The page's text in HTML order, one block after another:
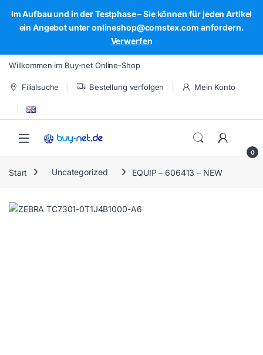
Im Aufbau und in der Testphase – Sie können für jeden Artikel
ein Angebot unter onlineshop@comstex.com anfordern.
Verwerfen
Skip to navigation
Skip to content
Willkommen im Buy-net Online-Shop
Filialsuche Bestellung verfolgen Mein Konto
Open
0
Start Uncategorized EQUIP – 606413 – NEW